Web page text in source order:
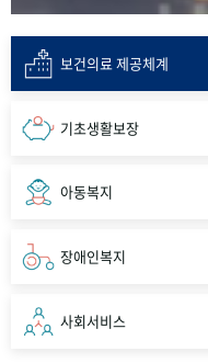
보건의료 제공체계
기초생활보장
아동복지
장애인복지
사회서비스